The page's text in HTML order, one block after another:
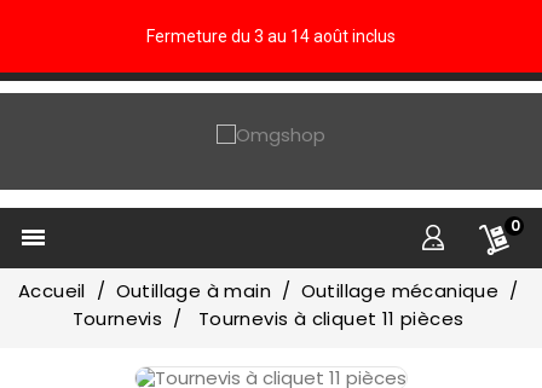
Fermeture du 3 au 14 août inclus
 0
Accueil Outillage à main
Outillage mécanique
Tournevis
Tournevis à cliquet 11 pièces